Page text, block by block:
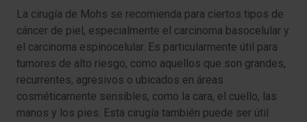
La cirugía de Mohs se recomienda para ciertos tipos de
cáncer de piel, especialmente el carcinoma basocelular y
el carcinoma espinocelular. Es particularmente útil para
tumores de alto riesgo, como aquellos que son grandes,
recurrentes, agresivos o ubicados en áreas
cosméticamente sensibles, como la cara, el cuello, las
manos y los pies. Esta cirugía también puede ser útil